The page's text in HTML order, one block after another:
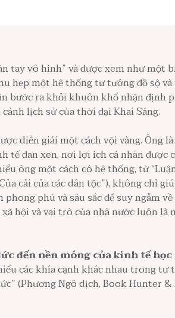
tay vô hình” và được xem như một
hẹp một hệ thống tư tưởng đồ sộ
bước ra khỏi khuôn khổ nhận định
lịch sử của thời đại Khai Sáng.
diễn giải một cách vội vàng. Ông
tế đan xen, nơi lợi ích cá nhân được
ông một cách có hệ thống, từ
cải của các dân tộc”), không chỉ
phú và sâu sắc để suy ngẫm
hội và vai trò của nhà nước luôn là
đến nền móng của kinh tế
các khía cạnh khác nhau trong tư
(Phương Ngô dịch, Book Hunter